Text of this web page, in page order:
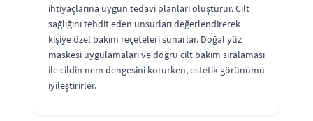
ihtiyaçlarına uygun tedavi planları oluşturur. Cilt
sağlığını tehdit eden unsurları değerlendirerek
kişiye özel bakım reçeteleri sunarlar. Doğal yüz
maskesi uygulamaları ve doğru cilt bakım sıralaması
ile cildin nem dengesini korurken, estetik görünümü
iyileştirirler.